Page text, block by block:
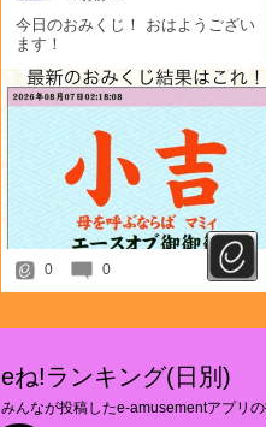
今日のおみくじ！ おはようござい
ます！
0 0
eね!ランキング(日別)
みんなが投稿したe-amusementアプリ